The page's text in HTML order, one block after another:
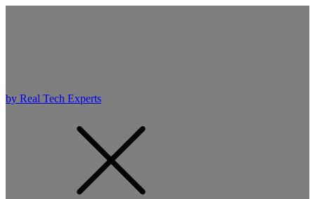
by Real Tech Experts